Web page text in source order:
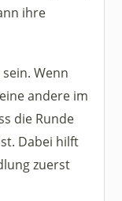
ihre
Wenn
andere im
die Runde
Dabei hilft
zuerst